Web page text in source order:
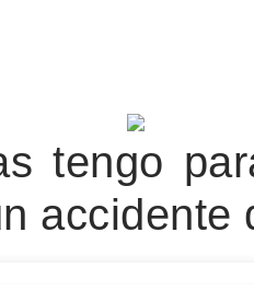
tengo
accidente